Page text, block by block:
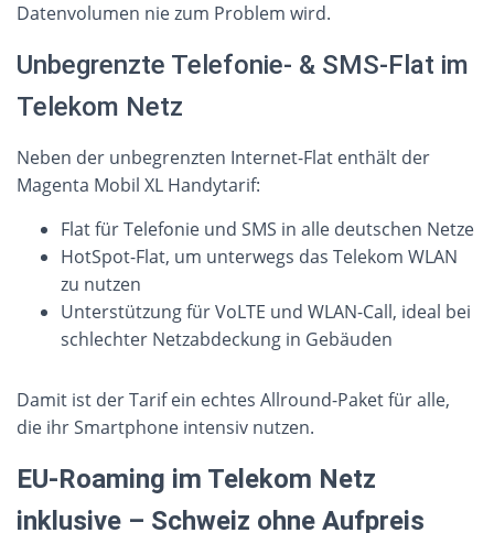
Datenvolumen nie zum Problem wird.
Unbegrenzte Telefonie- & SMS-Flat im
Telekom Netz
Neben der unbegrenzten Internet-Flat enthält der
Magenta Mobil XL Handytarif:
Flat für Telefonie und SMS in alle deutschen Netze
HotSpot-Flat, um unterwegs das Telekom WLAN
zu nutzen
Unterstützung für VoLTE und WLAN-Call, ideal bei
schlechter Netzabdeckung in Gebäuden
Damit ist der Tarif ein echtes Allround-Paket für alle,
die ihr Smartphone intensiv nutzen.
EU-Roaming im Telekom Netz
inklusive – Schweiz ohne Aufpreis